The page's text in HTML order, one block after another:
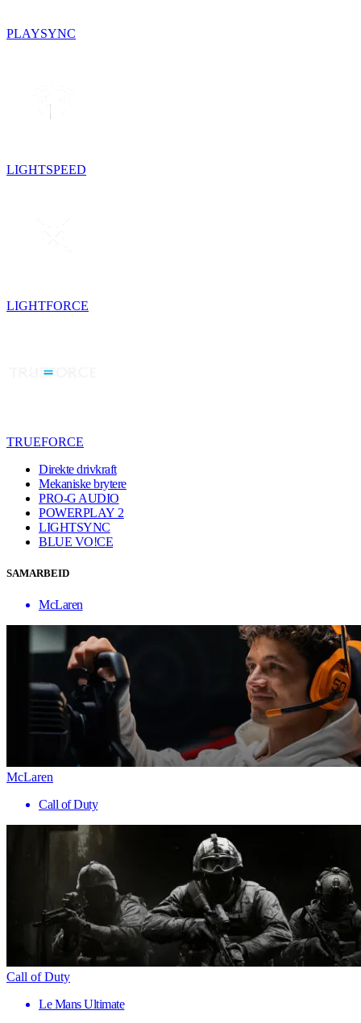
PLAYSYNC
LIGHTSPEED
LIGHTFORCE
TRUEFORCE
Direkte drivkraft
Mekaniske brytere
PRO-G AUDIO
POWERPLAY 2
LIGHTSYNC
BLUE VO!CE
SAMARBEID
McLaren
McLaren
Call of Duty
Call of Duty
Le Mans Ultimate